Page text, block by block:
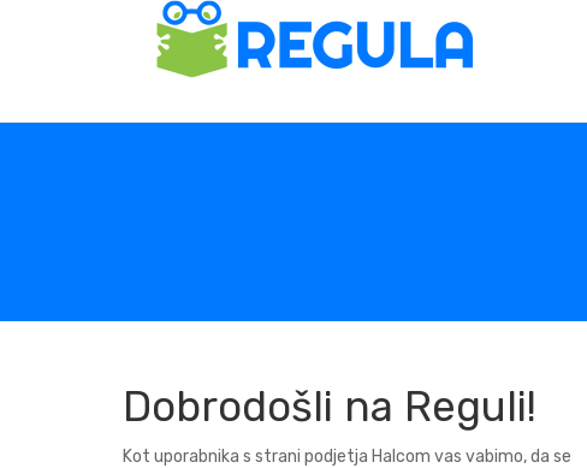
Dobrodošli na Reguli!
Kot uporabnika s strani podjetja Halcom vas vabimo, da se